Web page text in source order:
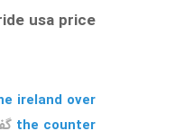
usa price
ireland over
the counter